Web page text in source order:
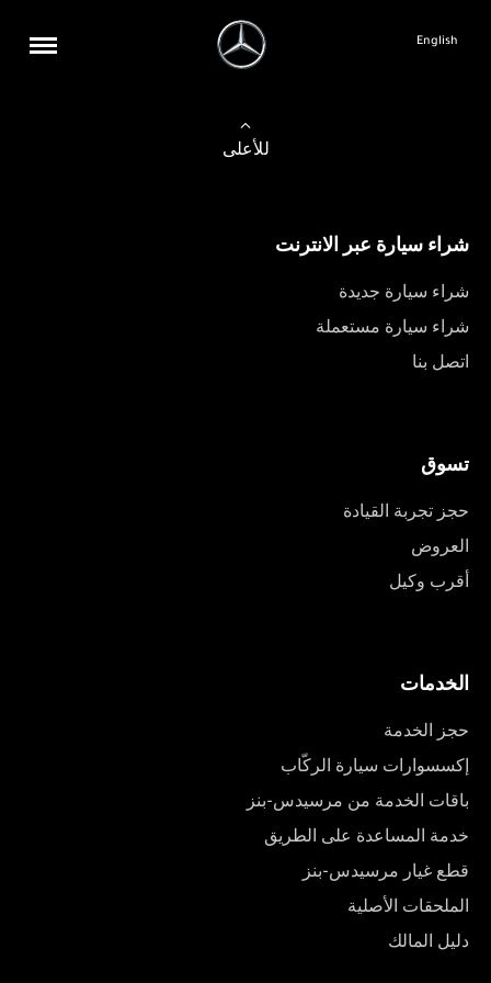
English
للأعلى
شراء سيارة عبر الانترنت
شراء سيارة جديدة
شراء سيارة مستعملة
اتصل بنا
تسوق
حجز تجربة القيادة
العروض
أقرب وكيل
الخدمات
حجز الخدمة
إكسسوارات سيارة الركّاب
باقات الخدمة من مرسيدس-بنز
خدمة المساعدة على الطريق
قطع غيار مرسيدس-بنز
الملحقات الأصلية
دليل المالك